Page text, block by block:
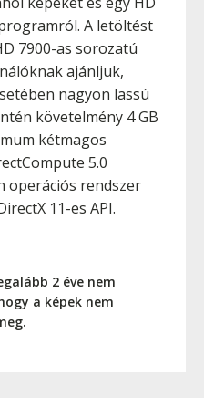
A letöltést
7900-as sorozatú
ajánljuk,
nagyon lassú
követelmény 4 GB
kétmagos
5.0
operációs rendszer
11-es API.
2 éve nem
a képek nem